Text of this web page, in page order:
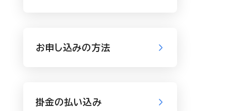
お申し込みの方法
掛金の払い込み